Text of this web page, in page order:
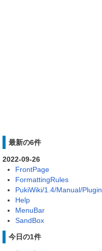
最新の6件
2022-09-26
FrontPage
FormattingRules
PukiWiki/1.4/Manual/Plugin
Help
MenuBar
SandBox
今日の1件